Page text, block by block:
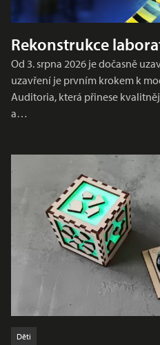
Rekonstrukce
Od 3. srpna 2026 je dočasně
uzavření je prvním krokem k
Auditoria, která přinese
a…
Děti